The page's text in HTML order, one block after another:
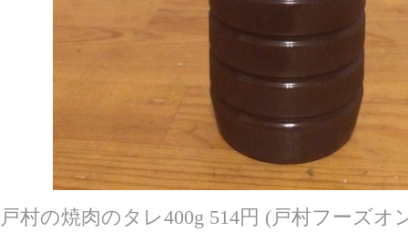
戸村の焼肉のタレ400g 514円 (戸村フーズ